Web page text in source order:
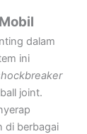
dalam
ini
joint.
di berbagai